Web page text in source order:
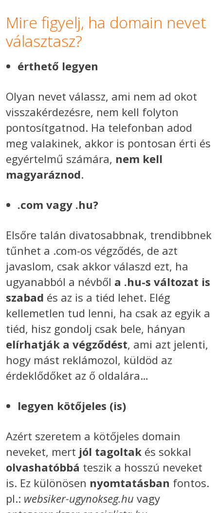
Mire figyelj, ha domain nevet
választasz?
érthető legyen
Olyan nevet válassz, ami nem ad okot
visszakérdezésre, nem kell folyton
pontosítgatnod. Ha telefonban adod
meg valakinek, akkor is pontosan érti és
egyértelmű számára, nem kell
magyaráznod.
.com vagy .hu?
Elsőre talán divatosabbnak, trendibbnek
tűnhet a .com-os végződés, de azt
javaslom, csak akkor válaszd ezt, ha
ugyanabból a névből a .hu-s változat is
szabad és az is a tiéd lehet. Elég
kellemetlen tud lenni, ha csak az egyik a
tiéd, hisz gondolj csak bele, hányan
elírhatják a végződést, ami azt jelenti,
hogy mást reklámozol, küldöd az
érdeklődőket az ő oldalára…
legyen kötőjeles (is)
Azért szeretem a kötőjeles domain
neveket, mert jól tagoltak és sokkal
olvashatóbbá teszik a hosszú neveket
is. Ez különösen nyomtatásban fontos.
pl.: websiker-ugynokseg.hu vagy